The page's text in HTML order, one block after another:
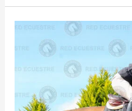
fecha
Puebla